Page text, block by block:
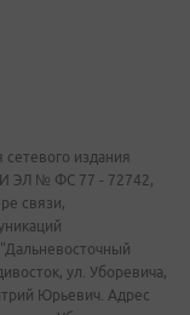
издания
ЭЛ № ФС 77 - 72742,
связи,
ул. Уборевича,
Юрьевич. Адрес